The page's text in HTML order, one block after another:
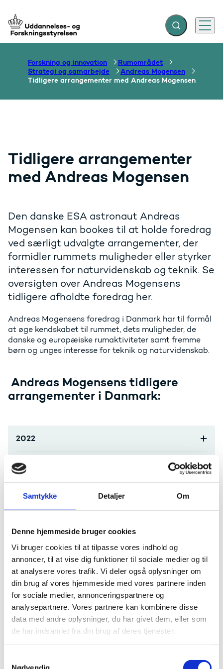
Samtykke Detaljer Om
Denne hjemmeside bruger cookies
Vi bruger cookies til at tilpasse vores indhold og
annoncer, til at vise dig funktioner til sociale medier og til
at analysere vores trafik. Vi deler også oplysninger om
din brug af vores hjemmeside med vores partnere inden
for sociale medier, annonceringspartnere og
analysepartnere. Vores partnere kan kombinere disse
data med andre oplysninger, du har givet dem, eller som
de har indsamlet fra din brug af deres tjenester.
Gå til forsiden Fold søgefelt ud
Menu
Forskning og innovation
Rumområdet
Strategi og samarbejde
Andreas Mogensen
Tidligere arrangementer med Andreas Mogensen
Tidligere arrangementer
med Andreas Mogensen
Den danske ESA astronaut Andreas
Mogensen kan bookes til at holde foredrag
ved særligt udvalgte arrangementer, der
formidler rummets muligheder eller styrker
interessen for naturvidenskab og teknik. Se
oversigten over Andreas Mogensens
tidligere afholdte foredrag her.
Andreas Mogensens foredrag i Danmark har til formål
at øge kendskabet til rummet, dets muligheder, de
danske og europæiske rumaktiviteter samt fremme
børn og unges interesse for teknik og naturvidenskab.
Andreas Mogensens tidligere
arrangementer i Danmark:
2022
2021
2017
2016
2015
De fleste arrangementer foregår på landets skoler og
arrangementer på universiteter, biblioteker og museer,